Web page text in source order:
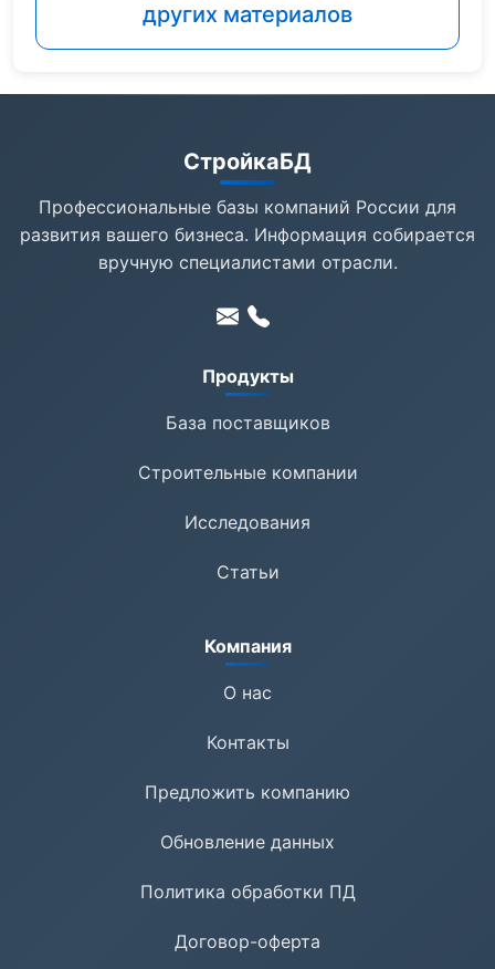
других материалов
СтройкаБД
Профессиональные базы компаний России для
развития вашего бизнеса. Информация собирается
вручную специалистами отрасли.
Продукты
База поставщиков
Строительные компании
Исследования
Статьи
Компания
О нас
Контакты
Предложить компанию
Обновление данных
Политика обработки ПД
Договор-оферта